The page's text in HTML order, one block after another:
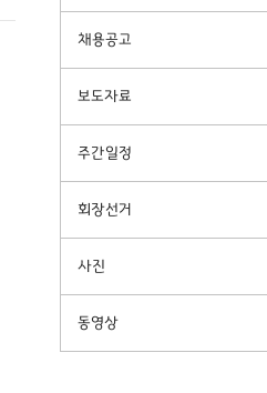
채용공고
보도자료
주간일정
회장선거
사진
동영상